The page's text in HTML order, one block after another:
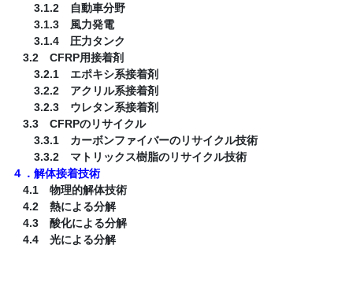
3.1.2 自動車分野
3.1.3 風力発電
3.1.4 圧力タンク
3.2 CFRP用接着剤
3.2.1 エポキシ系接着剤
3.2.2 アクリル系接着剤
3.2.3 ウレタン系接着剤
3.3 CFRPのリサイクル
3.3.1 カーボンファイバーのリサイクル技術
3.3.2 マトリックス樹脂のリサイクル技術
４．解体接着技術
4.1 物理的解体技術
4.2 熱による分解
4.3 酸化による分解
4.4 光による分解